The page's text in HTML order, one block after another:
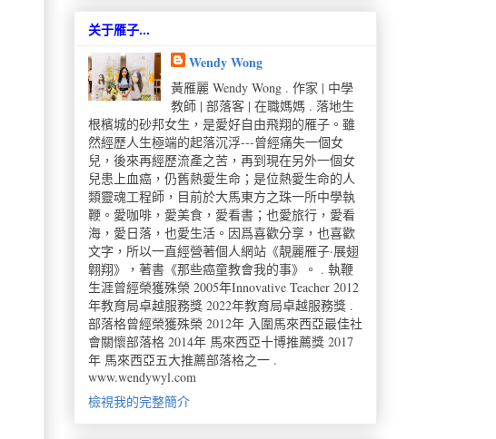
关于雁子...
Wendy Wong
黃雁麗 Wendy Wong . 作家 | 中學
教師 | 部落客 | 在職媽媽 . 落地生
根檳城的砂邦女生，是愛好自由飛翔的雁子。雖
然經歷人生極端的起落沉浮---曾經痛失一個女
兒，後來再經歷流產之苦，再到現在另外一個女
兒患上血癌，仍舊熱愛生命；是位熱愛生命的人
類靈魂工程師，目前於大馬東方之珠一所中學執
鞭。愛咖啡，愛美食，愛看書；也愛旅行，愛看
海，愛日落，也愛生活。因爲喜歡分享，也喜歡
文字，所以一直經營著個人網站《靚麗雁子·展翅
翺翔》，著書《那些癌童教會我的事》。 . 執鞭
生涯曾經榮獲殊榮 2005年Innovative Teacher 2012
年教育局卓越服務獎 2022年教育局卓越服務獎 .
部落格曾經榮獲殊榮 2012年 入圍馬來西亞最佳社
會關懷部落格 2014年 馬來西亞十博推薦獎 2017
年 馬來西亞五大推薦部落格之一 .
www.wendywyl.com
檢視我的完整簡介